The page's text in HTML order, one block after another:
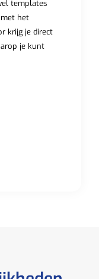
templates
het
krijg je direct
je kunt